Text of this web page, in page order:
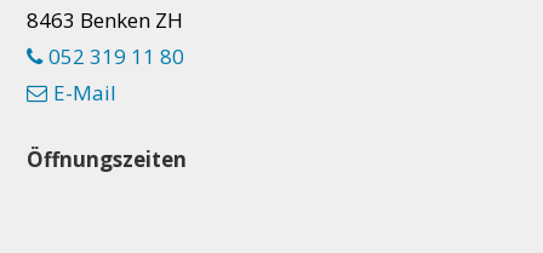
8463 Benken ZH
052 319 11 80
E-Mail
Öffnungszeiten